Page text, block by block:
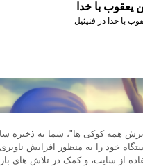
با خدا
با خدا در فنیئیل
همه کوکی ها"، شما به ذخیره
خود را به منظور افزایش
از سایت، و کمک در تلاش های